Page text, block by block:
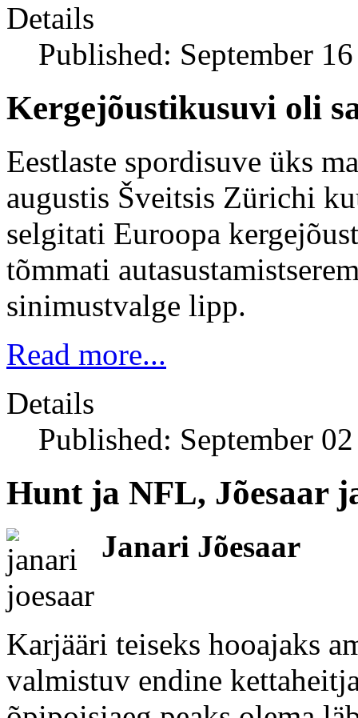
Details
Published: September
Kergejõustikusuvi oli
Eestlaste spordisuve üks
augustis Šveitsis Zürichi
selgitati Euroopa
tõmmati
sinimustvalge lipp.
Read more...
Details
Published: September
Hunt ja NFL, Jõesaar
Janari Jõesaar
Karjääri teiseks hooajaks
valmistuv endine